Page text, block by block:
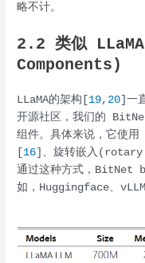
略不计。
2.2 类似
Components)
LLaMA的架构[ 19, 20 ]一
开源社区，我们的
组件。具体来说，它使用
16 ]、旋转嵌入
通过这种方式，BitNet
如，Huggingface、